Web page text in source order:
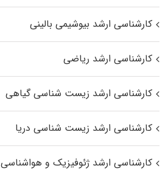
کارشناسی ارشد بیوشیمی بالینی
کارشناسی ارشد ریاضی
کارشناسی ارشد زیست‌ شناسی گیاهی
کارشناسی ارشد زیست‌ شناسی دریا
کارشناسی ارشد ژئوفیزیک و هواشناسی